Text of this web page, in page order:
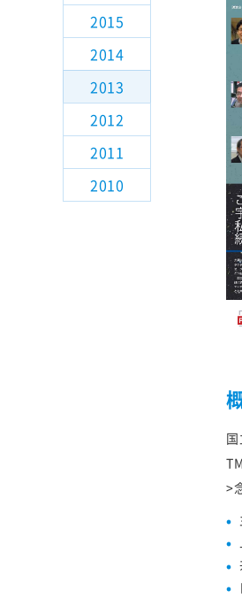
観測装置検討
解説記事
TMTについて講演される
2015
2014
2013
2012
2011
2010
>